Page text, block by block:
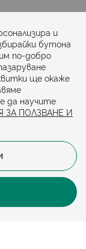
и
бутона
по-добро
ще окаже
да научите
ПОЛЗВАНЕ И